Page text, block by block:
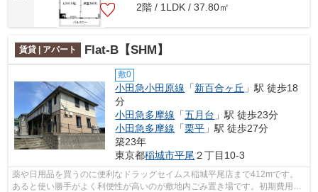
2階 / 1LDK / 37.80㎡
賃貸 | アパート Flat-B【SHM】
敷0
小田急小田原線 「新百合ヶ丘 」駅 徒歩18
分
小田急多摩線 「五月台 」駅 徒歩23分
小田急多摩線 「栗平 」駅 徒歩27分
築23年
東京都稲城市平尾 ２丁目10-3
薬や日用品を買うのに便利なドラッグセイムス稲城平尾店まで412mです。
あると使い勝手がよく利便性が高いのが敷地内ごみ置き場です。初期費用は